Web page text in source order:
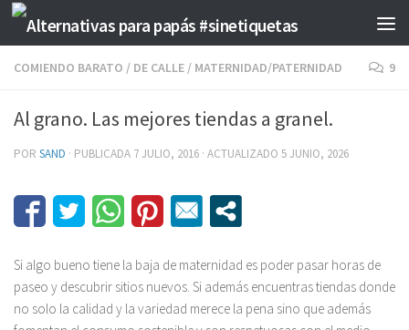
Saltar al contenido
COMIENDO BARATO / DE CALLE / MATERNIDAD/PATERNIDAD 9
Al grano. Las mejores tiendas a granel.
POR SAND · PUBLICADA 7 JULIO, 2016 · ACTUALIZADO 5 JUNIO, 2026
Si algo bueno tiene la baja de maternidad es poder pasar horas de
paseo y descubrir sitios nuevos. Si además encuentras tiendas donde
no solo la calidad y la variedad merece la pena sino que además